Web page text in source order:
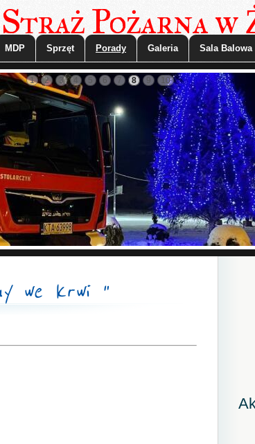
MDP Sprzęt Porady Galeria Sala Balowa
Pożarna w
we krwi "
1 2 3 5 6 7 8 9 10